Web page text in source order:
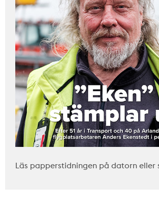
Läs papperstidningen på datorn eller